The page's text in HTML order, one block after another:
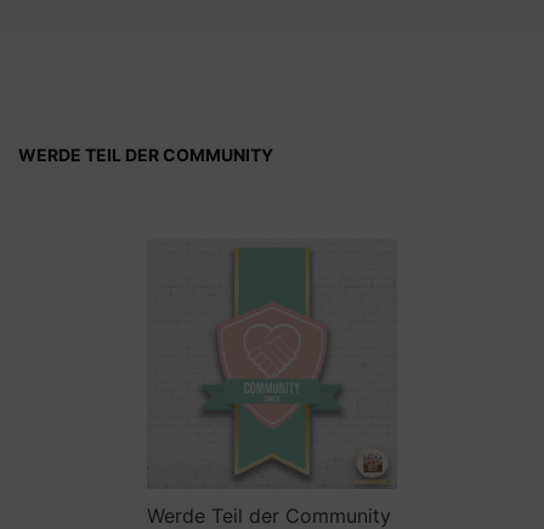
WERDE TEIL DER COMMUNITY
Werde Teil der Community